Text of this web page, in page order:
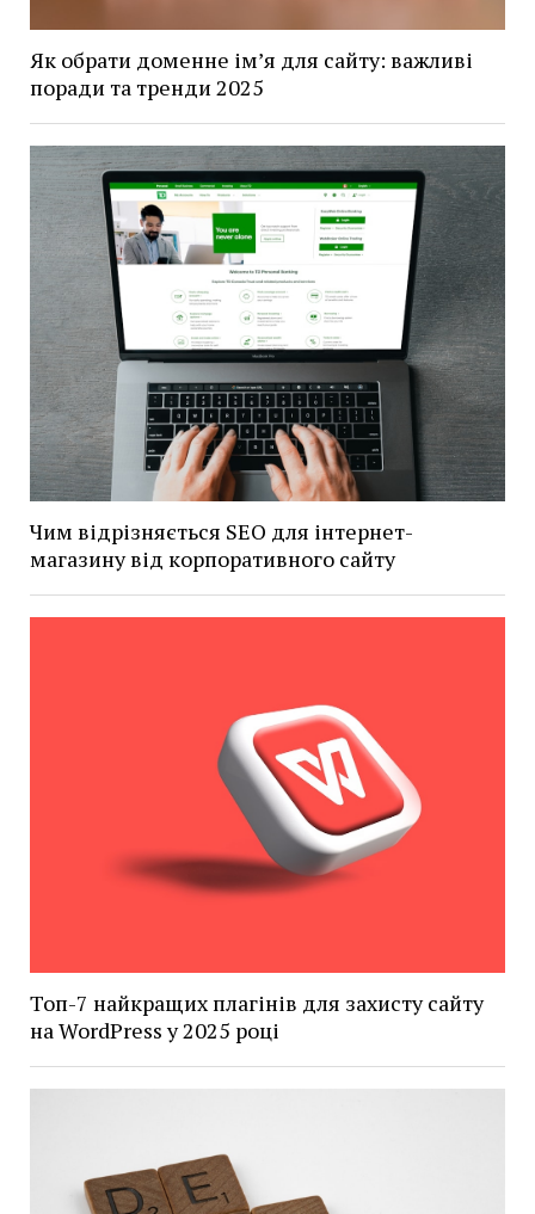
Як обрати доменне ім’я для сайту: важливі
поради та тренди 2025
Чим відрізняється SEO для інтернет-
магазину від корпоративного сайту
Топ-7 найкращих плагінів для захисту сайту
на WordPress у 2025 році